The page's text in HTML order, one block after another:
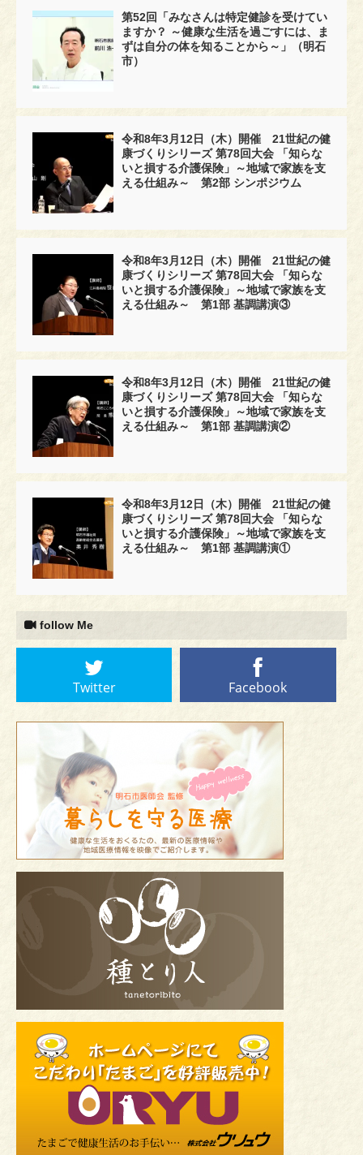
第52回「みなさんは特定健診を受けてい
ますか？ ～健康な生活を過ごすには、ま
ずは自分の体を知ることから～」（明石
市）
令和8年3月12日（木）開催 21世紀の健
康づくりシリーズ 第78回大会 「知らな
いと損する介護保険」～地域で家族を支
える仕組み～ 第2部 シンポジウム
令和8年3月12日（木）開催 21世紀の健
康づくりシリーズ 第78回大会 「知らな
いと損する介護保険」～地域で家族を支
える仕組み～ 第1部 基調講演③
令和8年3月12日（木）開催 21世紀の健
康づくりシリーズ 第78回大会 「知らな
いと損する介護保険」～地域で家族を支
える仕組み～ 第1部 基調講演②
令和8年3月12日（木）開催 21世紀の健
康づくりシリーズ 第78回大会 「知らな
いと損する介護保険」～地域で家族を支
える仕組み～ 第1部 基調講演①
follow Me
Twitter Facebook